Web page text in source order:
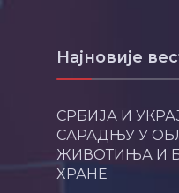
Најновије
СРБИЈА И
САРАДЊУ У
ЖИВОТИЊА И
ХРАНЕ